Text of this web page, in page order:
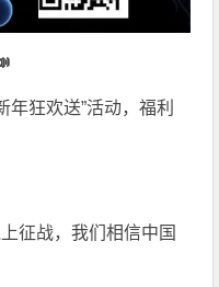
年狂欢送”活动，福利
征战，我们相信中国